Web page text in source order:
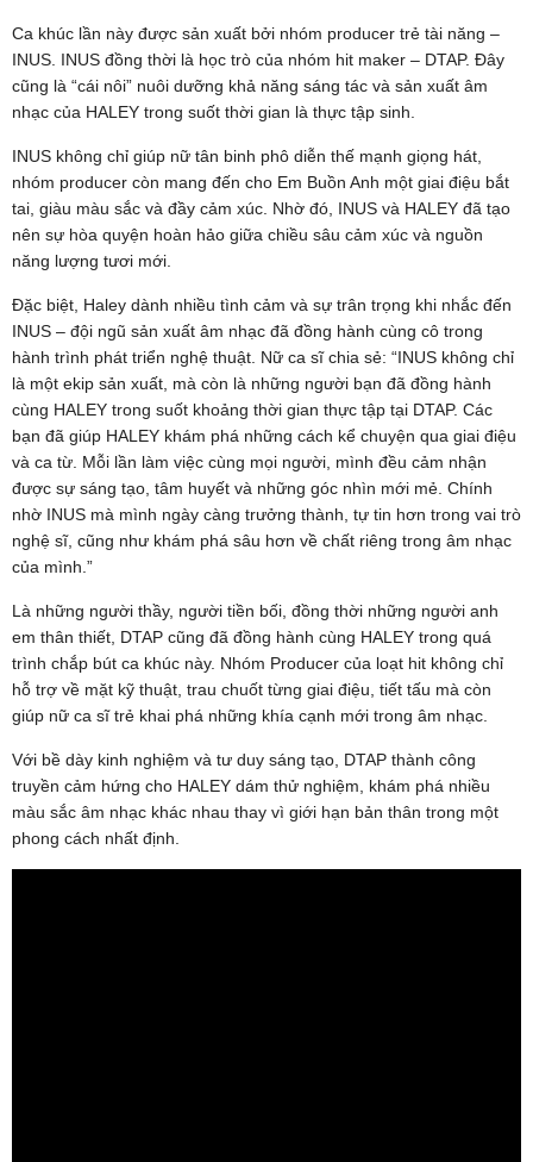
Ca khúc lần này được sản xuất bởi nhóm producer trẻ tài năng –
INUS. INUS đồng thời là học trò của nhóm hit maker – DTAP. Đây
cũng là “cái nôi” nuôi dưỡng khả năng sáng tác và sản xuất âm
nhạc của HALEY trong suốt thời gian là thực tập sinh.
INUS không chỉ giúp nữ tân binh phô diễn thế mạnh giọng hát,
nhóm producer còn mang đến cho Em Buồn Anh một giai điệu bắt
tai, giàu màu sắc và đầy cảm xúc. Nhờ đó, INUS và HALEY đã tạo
nên sự hòa quyện hoàn hảo giữa chiều sâu cảm xúc và nguồn
năng lượng tươi mới.
Đặc biệt, Haley dành nhiều tình cảm và sự trân trọng khi nhắc đến
INUS – đội ngũ sản xuất âm nhạc đã đồng hành cùng cô trong
hành trình phát triển nghệ thuật. Nữ ca sĩ chia sẻ: “INUS không chỉ
là một ekip sản xuất, mà còn là những người bạn đã đồng hành
cùng HALEY trong suốt khoảng thời gian thực tập tại DTAP. Các
bạn đã giúp HALEY khám phá những cách kể chuyện qua giai điệu
và ca từ. Mỗi lần làm việc cùng mọi người, mình đều cảm nhận
được sự sáng tạo, tâm huyết và những góc nhìn mới mẻ. Chính
nhờ INUS mà mình ngày càng trưởng thành, tự tin hơn trong vai trò
nghệ sĩ, cũng như khám phá sâu hơn về chất riêng trong âm nhạc
của mình.”
Là những người thầy, người tiền bối, đồng thời những người anh
em thân thiết, DTAP cũng đã đồng hành cùng HALEY trong quá
trình chắp bút ca khúc này. Nhóm Producer của loạt hit không chỉ
hỗ trợ về mặt kỹ thuật, trau chuốt từng giai điệu, tiết tấu mà còn
giúp nữ ca sĩ trẻ khai phá những khía cạnh mới trong âm nhạc.
Với bề dày kinh nghiệm và tư duy sáng tạo, DTAP thành công
truyền cảm hứng cho HALEY dám thử nghiệm, khám phá nhiều
màu sắc âm nhạc khác nhau thay vì giới hạn bản thân trong một
phong cách nhất định.